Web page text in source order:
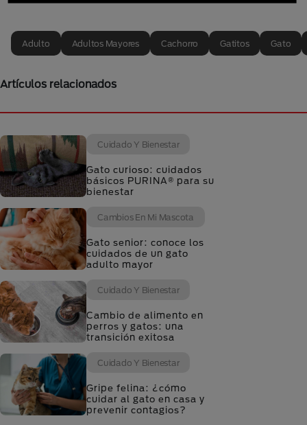
Adulto Adultos Mayores Cachorro Gatitos Gato
Artículos relacionados
Cuidado Y Bienestar
Gato curioso: cuidados
básicos PURINA® para su
bienestar
Cambios En Mi Mascota
Gato senior: conoce los
cuidados de un gato
adulto mayor
Cuidado Y Bienestar
Cambio de alimento en
perros y gatos: una
transición exitosa
Cuidado Y Bienestar
Gripe felina: ¿cómo
cuidar al gato en casa y
prevenir contagios?